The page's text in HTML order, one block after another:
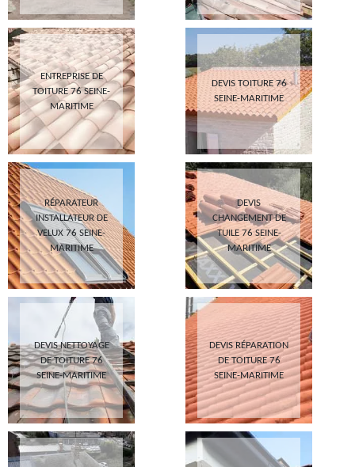
ENTREPRISE DE
TOITURE 76 SEINE-
MARITIME
DEVIS TOITURE 76
SEINE-MARITIME
RÉPARATEUR
INSTALLATEUR DE
VELUX 76 SEINE-
MARITIME
DEVIS
CHANGEMENT DE
TUILE 76 SEINE-
MARITIME
DEVIS NETTOYAGE
DE TOITURE 76
SEINE-MARITIME
DEVIS RÉPARATION
DE TOITURE 76
SEINE-MARITIME